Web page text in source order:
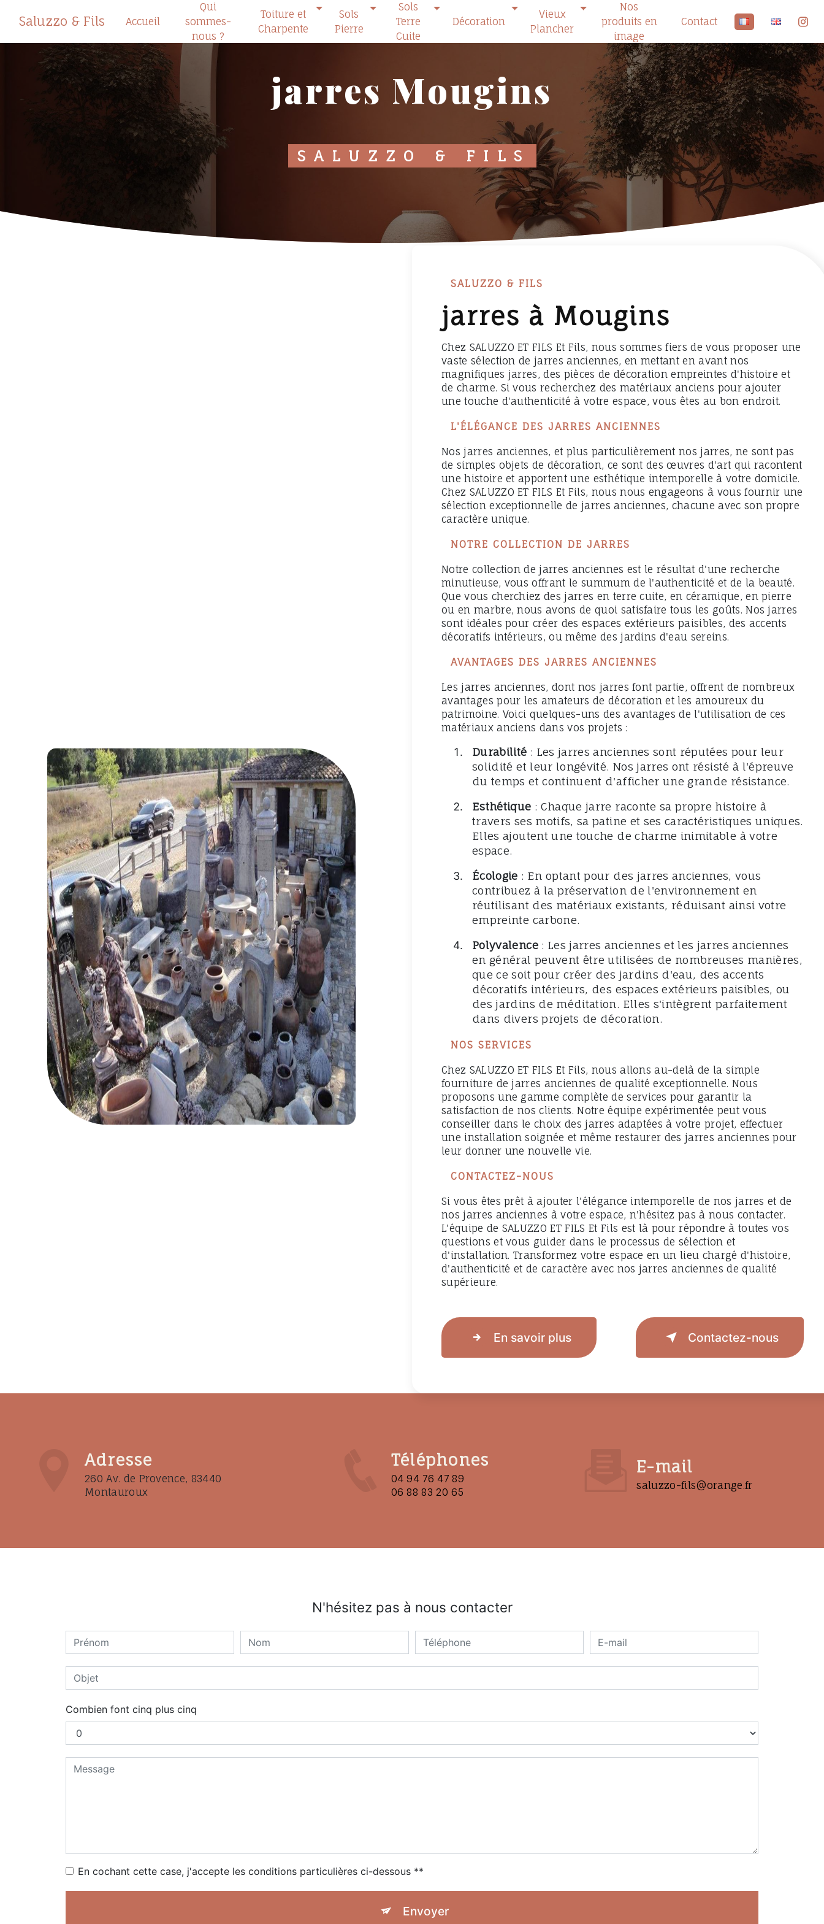
Saluzzo & Fils Accueil
Qui
sommes-
nous ?
Toiture et
Charpente
Sols
Pierre
Sols
Terre
Cuite
Décoration
Vieux
Plancher
Nos
produits en
image
Contact
jarres Mougins
SALUZZO & FILS
SALUZZO & FILS
jarres à Mougins
Chez SALUZZO ET FILS Et Fils, nous sommes fiers de vous proposer une
vaste sélection de jarres anciennes, en mettant en avant nos
magnifiques jarres, des pièces de décoration empreintes d'histoire et
de charme. Si vous recherchez des matériaux anciens pour ajouter
une touche d'authenticité à votre espace, vous êtes au bon endroit.
L'ÉLÉGANCE DES JARRES ANCIENNES
Nos jarres anciennes, et plus particulièrement nos jarres, ne sont pas
de simples objets de décoration, ce sont des œuvres d'art qui racontent
une histoire et apportent une esthétique intemporelle à votre domicile.
Chez SALUZZO ET FILS Et Fils, nous nous engageons à vous fournir une
sélection exceptionnelle de jarres anciennes, chacune avec son propre
caractère unique.
NOTRE COLLECTION DE JARRES
Notre collection de jarres anciennes est le résultat d'une recherche
minutieuse, vous offrant le summum de l'authenticité et de la beauté.
Que vous cherchiez des jarres en terre cuite, en céramique, en pierre
ou en marbre, nous avons de quoi satisfaire tous les goûts. Nos jarres
sont idéales pour créer des espaces extérieurs paisibles, des accents
décoratifs intérieurs, ou même des jardins d'eau sereins.
AVANTAGES DES JARRES ANCIENNES
Les jarres anciennes, dont nos jarres font partie, offrent de nombreux
avantages pour les amateurs de décoration et les amoureux du
patrimoine. Voici quelques-uns des avantages de l'utilisation de ces
matériaux anciens dans vos projets :
Durabilité : Les jarres anciennes sont réputées pour leur
solidité et leur longévité. Nos jarres ont résisté à l'épreuve
du temps et continuent d'afficher une grande résistance.
Esthétique : Chaque jarre raconte sa propre histoire à
travers ses motifs, sa patine et ses caractéristiques uniques.
Elles ajoutent une touche de charme inimitable à votre
espace.
Écologie : En optant pour des jarres anciennes, vous
contribuez à la préservation de l'environnement en
réutilisant des matériaux existants, réduisant ainsi votre
empreinte carbone.
Polyvalence: Les jarres anciennes et les jarres anciennes
en général peuvent être utilisées de nombreuses manières,
que ce soit pour créer des jardins d'eau, des accents
décoratifs intérieurs, des espaces extérieurs paisibles, ou
des jardins de méditation. Elles s'intègrent parfaitement
dans divers projets de décoration.
NOS SERVICES
Chez SALUZZO ET FILS Et Fils, nous allons au-delà de la simple
fourniture de jarres anciennes de qualité exceptionnelle. Nous
proposons une gamme complète de services pour garantir la
satisfaction de nos clients. Notre équipe expérimentée peut vous
conseiller dans le choix des jarres adaptées à votre projet, effectuer
une installation soignée et même restaurer des jarres anciennes pour
leur donner une nouvelle vie.
CONTACTEZ-NOUS
Si vous êtes prêt à ajouter l'élégance intemporelle de nos jarres et de
nos jarres anciennes à votre espace, n'hésitez pas à nous contacter.
L'équipe de SALUZZO ET FILS Et Fils est là pour répondre à toutes vos
questions et vous guider dans le processus de sélection et
d'installation. Transformez votre espace en un lieu chargé d'histoire,
d'authenticité et de caractère avec nos jarres anciennes de qualité
supérieure.
En savoir plus Contactez-nous
Adresse
260 Av. de Provence, 83440
Montauroux
Téléphones
04 94 76 47 89
06 88 83 20 65
E-mail
saluzzo-fils@orange.fr
N'hésitez pas à nous contacter
Combien font cinq plus cinq
En cochant cette case, j'accepte les conditions particulières ci-dessous **
Envoyer